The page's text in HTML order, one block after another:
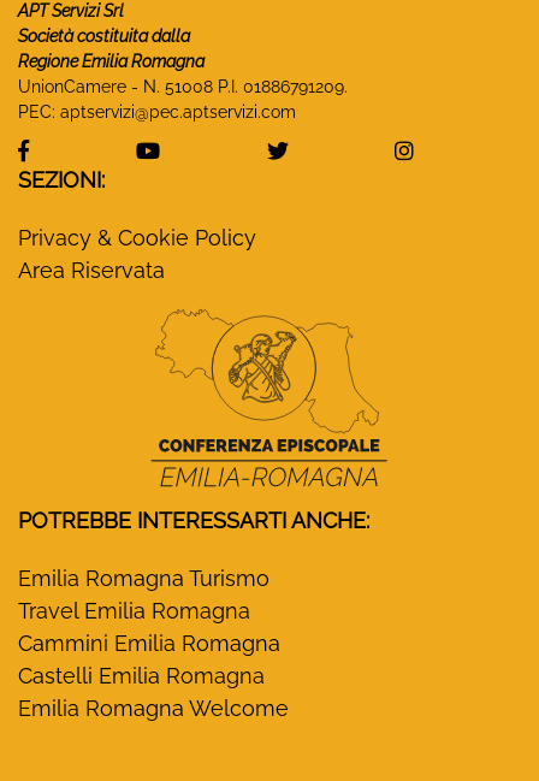
APT Servizi Srl
Società costituita dalla
Regione Emilia Romagna
UnionCamere - N. 51008 P.I. 01886791209.
PEC: aptservizi@pec.aptservizi.com
visita la pagina Facebook di Monasteri Emilia-
visita la pagina YouTube di
visita la pagina Twitter
visita la
SEZIONI:
Privacy & Cookie Policy
Area Riservata
POTREBBE INTERESSARTI ANCHE:
Emilia Romagna Turismo
Travel Emilia Romagna
Cammini Emilia Romagna
Castelli Emilia Romagna
Emilia Romagna Welcome